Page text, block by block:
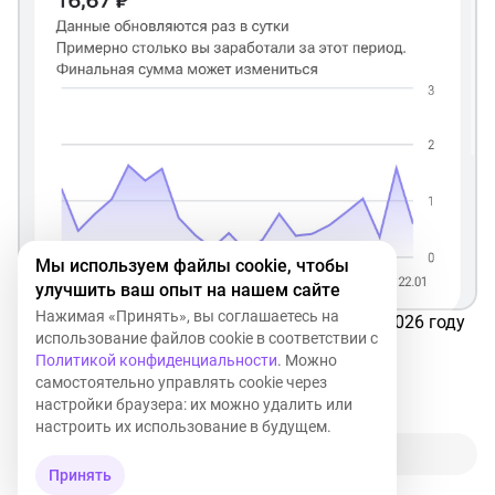
Самая настоящая монетизация на рутубе в 2026 году
что я кншн могу сказать:
на хлеб долго будем копить 👨‍🦳
4 3
Мы используем файлы cookie, чтобы
улучшить ваш опыт на нашем сайте
Нажимая «Принять», вы соглашаетесь на
использование файлов cookie в соответствии с
Политикой конфиденциальности. Можно
самостоятельно управлять cookie через
настройки браузера: их можно удалить или
настроить их использование в будущем.
Принять